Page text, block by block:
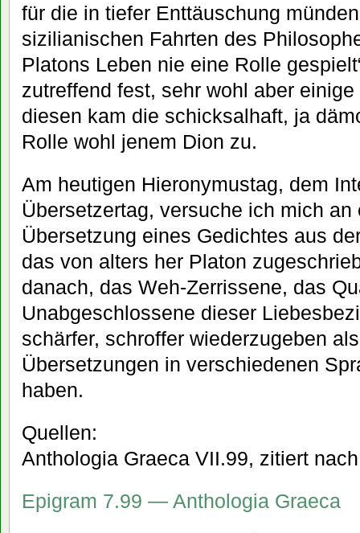
für die in tiefer Enttäuschung
sizilianischen Fahrten des
Platons Leben nie eine Rolle
zutreffend fest, sehr wohl aber
diesen kam die schicksalhaft, ja
Rolle wohl jenem Dion zu.
Am heutigen Hieronymustag, dem
Übersetzertag, versuche ich mich
Übersetzung eines Gedichtes aus
das von alters her Platon
danach, das Weh-Zerrissene, das
Unabgeschlossene dieser
schärfer, schroffer wiederzugeben
Übersetzungen in verschiedenen
haben.
Quellen:
Anthologia Graeca VII.99, zitiert
Epigram 7.99 — Anthologia Graeca